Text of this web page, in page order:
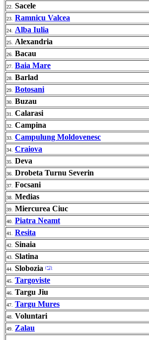
22. Sacele
23. Ramnicu Valcea
24. Alba Iulia
25. Alexandria
26. Bacau
27. Baia Mare
28. Barlad
29. Botosani
30. Buzau
31. Calarasi
32. Campina
33. Campulung Moldovenesc
34. Craiova
35. Deva
36. Drobeta Turnu Severin
37. Focsani
38. Medias
39. Miercurea Ciuc
40. Piatra Neamt
41. Resita
42. Sinaia
43. Slatina
44. Slobozia (*2)
45. Targoviste
46. Targu Jiu
47. Targu Mures
48. Voluntari
49. Zalau